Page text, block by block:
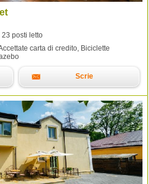
posti letto
carta di credito, Biciclette
Scrie